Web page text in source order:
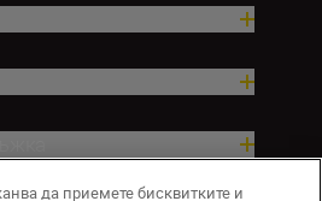
да приемете бисквитките и